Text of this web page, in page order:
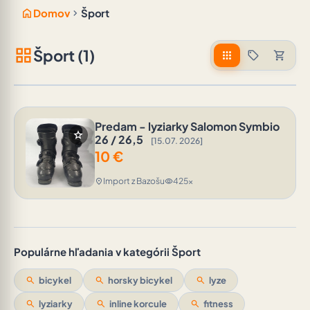
home Domov chevron_right Šport
grid_viewŠport (1) apps sell shopping_cart
star
Predam - lyziarky Salomon Symbio
26 / 26,5
[15.07. 2026]
10 €
location_on Import z Bazošuvisibility425x
Populárne hľadania v kategórii Šport
search bicykel search horsky bicykel search lyze
search lyziarky search inline korcule search fitness